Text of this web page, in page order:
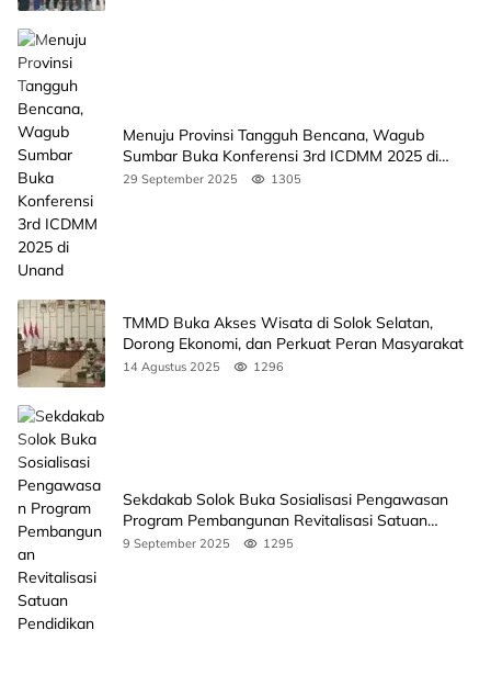
Menuju Provinsi Tangguh Bencana, Wagub
Sumbar Buka Konferensi 3rd ICDMM 2025 di
Unand
29 September 2025 1305
TMMD Buka Akses Wisata di Solok Selatan,
Dorong Ekonomi, dan Perkuat Peran Masyarakat
14 Agustus 2025 1296
Sekdakab Solok Buka Sosialisasi Pengawasan
Program Pembangunan Revitalisasi Satuan
Pendidikan
9 September 2025 1295